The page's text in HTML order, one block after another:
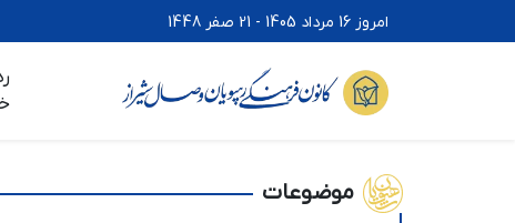
امروز 16 مرداد 1405 - 21 صفر 1448
موضوعات